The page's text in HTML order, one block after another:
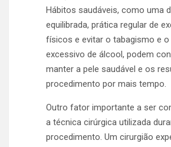
Hábitos saudáveis, como uma
equilibrada, prática regular de
físicos e evitar o tabagismo e
excessivo de álcool, podem
manter a pele saudável e os
procedimento por mais tempo.
Outro fator importante a ser
a técnica cirúrgica utilizada
procedimento. Um cirurgião